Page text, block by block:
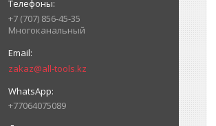
+7 (707) 856-45-35
Многоканальный
zakaz@all-tools.kz
+77064075089